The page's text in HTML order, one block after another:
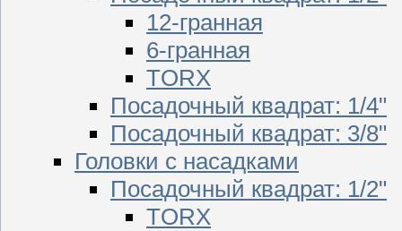
12-гранная
6-гранная
TORX
Посадочный квадрат: 1/4"
Посадочный квадрат: 3/8"
Головки с насадками
Посадочный квадрат: 1/2"
TORX